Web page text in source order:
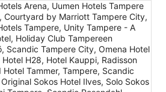
Arena, Uumen Hotels Tampere
Courtyard by Marriott Tampere City,
Tampere, Unity Tampere - A
Holiday Club Tampereen
Scandic Tampere City, Omena Hotel
H28, Hotel Kauppi, Radisson
Hotel Tammer, Tampere, Scandic
Sokos Hotel Ilves, Solo Sokos